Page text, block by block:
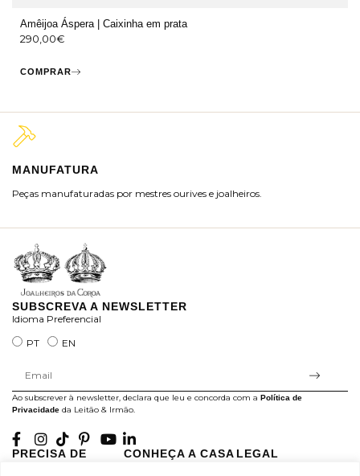
Amêijoa Áspera | Caixinha em prata
290,00€
COMPRAR
MANUFATURA
Peças manufaturadas por mestres ourives e joalheiros.
SUBSCREVA A NEWSLETTER
Idioma Preferencial
PT
EN
Ao subscrever à newsletter, declara que leu e concorda com a Política de
Privacidade da Leitão & Irmão.
PRECISA DE
CONHEÇA A CASA LEGAL